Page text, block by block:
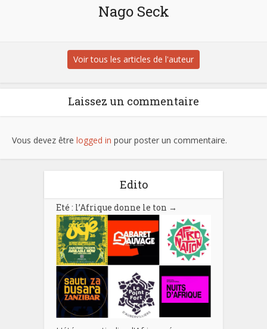
Nago Seck
Voir tous les articles de l'auteur
Laissez un commentaire
Vous devez être logged in pour poster un commentaire.
Edito
Eté : l’Afrique donne le ton →